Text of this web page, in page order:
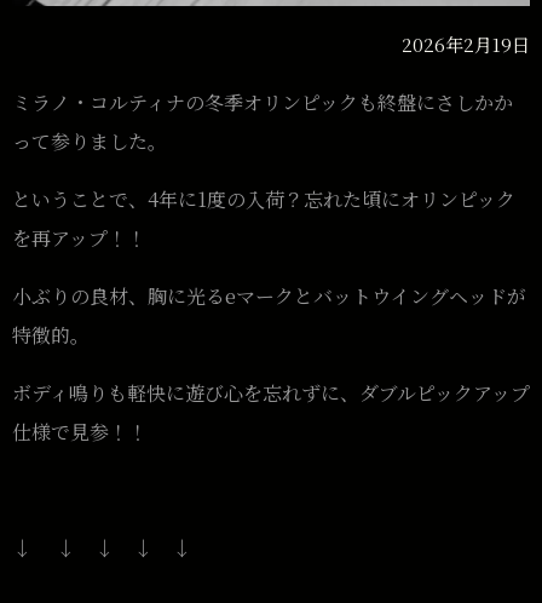
2026年2月19日
ミラノ・コルティナの冬季オリンピックも終盤にさしかか
って参りました。
ということで、4年に1度の入荷？忘れた頃にオリンピック
を再アップ！！
小ぶりの良材、胸に光るeマークとバットウイングヘッドが
特徴的。
ボディ鳴りも軽快に遊び心を忘れずに、ダブルピックアップ
仕様で見参！！
↓ ↓ ↓ ↓ ↓